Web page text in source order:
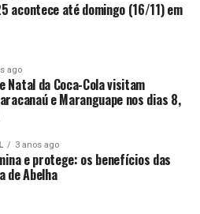
acontece até domingo (16/11) em
ago
Natal da Coca-Cola visitam
e Maranguape nos dias 8,
3 anos ago
e protege: os benefícios das
de Abelha